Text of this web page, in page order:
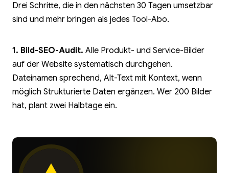
Drei Schritte, die in den nächsten 30 Tagen umsetzbar
sind und mehr bringen als jedes Tool-Abo.
1. Bild-SEO-Audit. Alle Produkt- und Service-Bilder
auf der Website systematisch durchgehen.
Dateinamen sprechend, Alt-Text mit Kontext, wenn
möglich Strukturierte Daten ergänzen. Wer 200 Bilder
hat, plant zwei Halbtage ein.